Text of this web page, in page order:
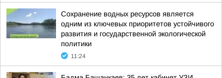
Сохранение водных ресурсов является
одним из ключевых приоритетов устойчивого
развития и государственной экологической
политики
11:24